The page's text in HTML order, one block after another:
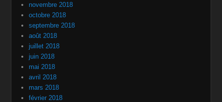
novembre 2018
octobre 2018
septembre 2018
août 2018
juillet 2018
juin 2018
mai 2018
avril 2018
mars 2018
février 2018